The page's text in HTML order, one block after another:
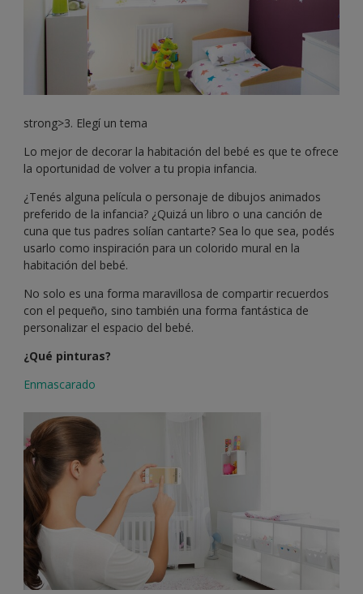
strong>3. Elegí un tema
Lo mejor de decorar la habitación del bebé es que te ofrece
la oportunidad de volver a tu propia infancia.
¿Tenés alguna película o personaje de dibujos animados
preferido de la infancia? ¿Quizá un libro o una canción de
cuna que tus padres solían cantarte? Sea lo que sea, podés
usarlo como inspiración para un colorido mural en la
habitación del bebé.
No solo es una forma maravillosa de compartir recuerdos
con el pequeño, sino también una forma fantástica de
personalizar el espacio del bebé.
¿Qué pinturas?
Enmascarado